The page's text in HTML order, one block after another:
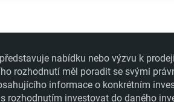
nabídku nebo výzvu k
rozhodnutí měl poradit se svými
informace o konkrétním
investovat do daného